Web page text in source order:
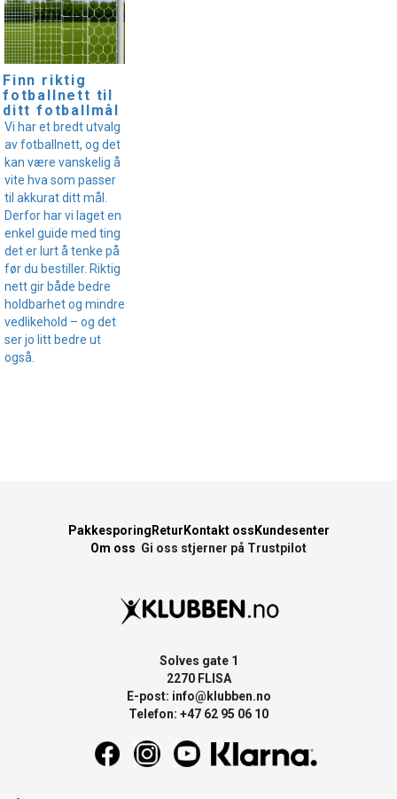
Finn riktig
fotballnett til
ditt fotballmål
Vi har et bredt utvalg
av fotballnett, og det
kan være vanskelig å
vite hva som passer
til akkurat ditt mål.
Derfor har vi laget en
enkel guide med ting
det er lurt å tenke på
før du bestiller. Riktig
nett gir både bedre
holdbarhet og mindre
vedlikehold – og det
ser jo litt bedre ut
også.
Pakkesporing Retur Kontakt oss Kundesenter
Om oss Gi oss stjerner på Trustpilot
Solves gate 1
2270 FLISA
E-post: info@klubben.no
Telefon: +47 62 95 06 10